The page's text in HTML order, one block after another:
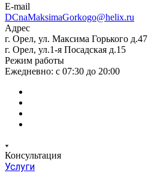
E-mail
DCnaMaksimaGorkogo@helix.ru
Адрес
г. Орел, ул. Максима Горького д.47
г. Орел, ул.1-я Посадская д.15
Режим работы
Ежедневно: с 07:30 до 20:00
Консультация
Услуги